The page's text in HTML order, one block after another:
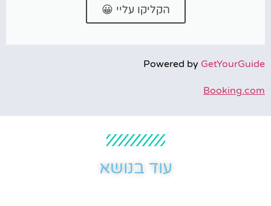
הקליקו עליי 😀
Powered by GetYourGuide
Booking.com
עוד בנושא